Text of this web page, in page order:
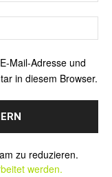
Mail-Adresse und
in diesem Browser.
zu reduzieren.
werden.